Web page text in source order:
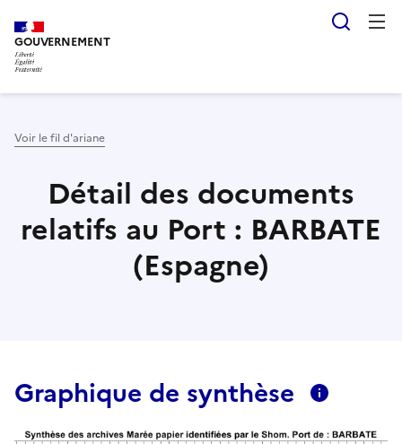
au
contenu
principal
GOUVERNEMENT
Voir le fil d'ariane
Détail des documents
relatifs au Port : BARBATE
(Espagne)
Graphique de synthèse